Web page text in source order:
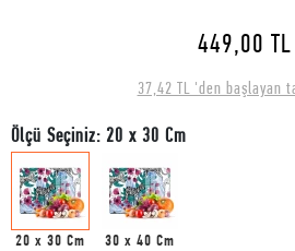
449,00 TL
37,42 TL 'den başlayan
Ölçü Seçiniz: 20 x 30 Cm
20 x 30 Cm 30 x 40 Cm